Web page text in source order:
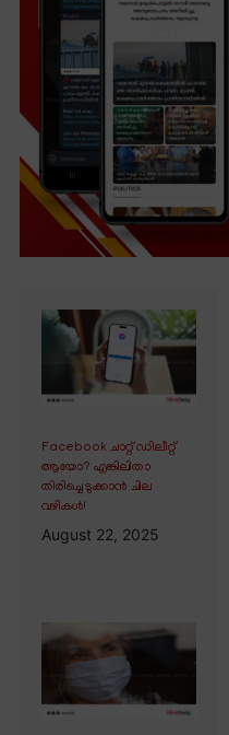
Facebook ചാറ്റ് ഡിലീറ്റ്
ആയോ? എങ്കിലിതാ
തിരിച്ചെടുക്കാൻ ചില
വഴികൾ!
August 22, 2025